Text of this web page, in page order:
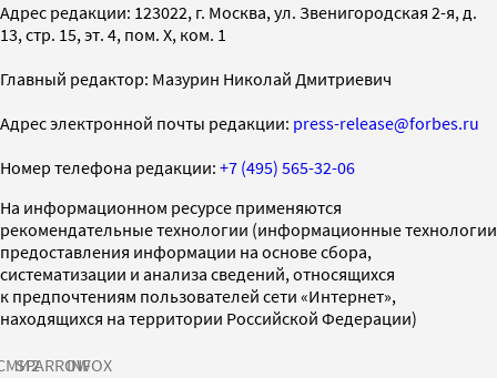
Адрес редакции: 123022, г. Москва, ул. Звенигородская 2-я, д.
13, стр. 15, эт. 4, пом. X, ком. 1
Главный редактор: Мазурин Николай Дмитриевич
Адрес электронной почты редакции: press-release@forbes.ru
Номер телефона редакции: +7 (495) 565-32-06
На информационном ресурсе применяются
рекомендательные технологии (информационные технологии
предоставления информации на основе сбора,
систематизации и анализа сведений, относящихся
к предпочтениям пользователей сети «Интернет»,
находящихся на территории Российской Федерации)
SPARROWINFOX